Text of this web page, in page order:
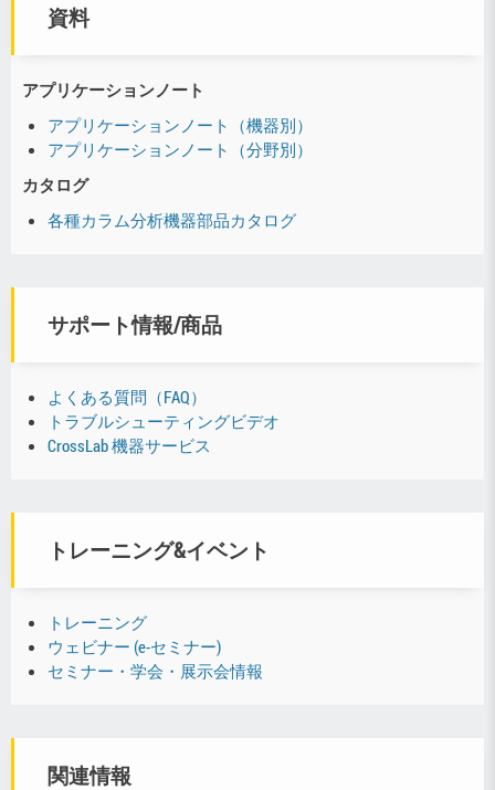
資料
アプリケーションノート
アプリケーションノート（機器別）
アプリケーションノート（分野別）
カタログ
各種カラム分析機器部品カタログ
サポート情報/商品
よくある質問（FAQ）
トラブルシューティングビデオ
CrossLab 機器サービス
トレーニング&イベント
トレーニング
ウェビナー (e-セミナー)
セミナー・学会・展示会情報
関連情報